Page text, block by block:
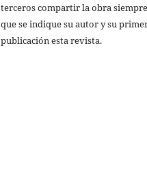
terceros compartir la obra siempre
que se indique su autor y su
publicación esta revista.